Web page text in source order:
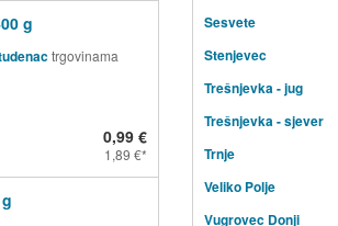
g
trgovinama
0,99 €
1,89 €
Sesvete
Stenjevec
Trešnjevka - jug
Trešnjevka - sjever
Trnje
Veliko Polje
Vugrovec Donji